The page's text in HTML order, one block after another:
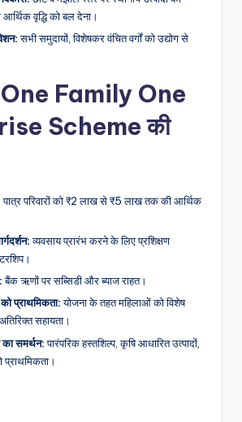
वृद्धि को बल देना।
सभी समुदायों, विशेषकर वंचित वर्गों को उद्योग से
Family One
Scheme की
पात्र परिवारों को ₹2 लाख से ₹5 लाख तक की आर्थिक
व्यवसाय प्रारंभ करने के लिए प्रशिक्षण
बैंक ऋणों पर सब्सिडी और ब्याज राहत।
को प्राथमिकता:योजना के तहत महिलाओं को विशेष
सहायता।
का समर्थन:पारंपरिक हस्तशिल्प, कृषि आधारित उत्पादों,